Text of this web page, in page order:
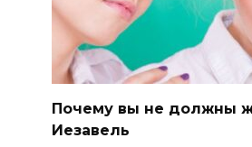
Почему вы не должны
Иезавель